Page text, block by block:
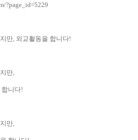
?page_id=5229
만, 외교활동을 합니다!
만,
합니다!
만,